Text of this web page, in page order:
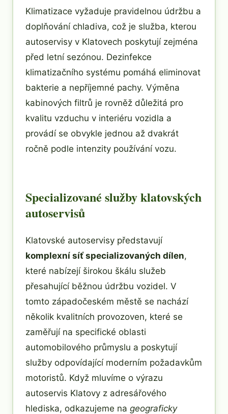
Klimatizace vyžaduje pravidelnou údržbu a
doplňování chladiva, což je služba, kterou
autoservisy v Klatovech poskytují zejména
před letní sezónou. Dezinfekce
klimatizačního systému pomáhá eliminovat
bakterie a nepříjemné pachy. Výměna
kabinových filtrů je rovněž důležitá pro
kvalitu vzduchu v interiéru vozidla a
provádí se obvykle jednou až dvakrát
ročně podle intenzity používání vozu.
Specializované služby klatovských
autoservisů
Klatovské autoservisy představují
komplexní síť specializovaných dílen,
které nabízejí širokou škálu služeb
přesahující běžnou údržbu vozidel. V
tomto západočeském městě se nachází
několik kvalitních provozoven, které se
zaměřují na specifické oblasti
automobilového průmyslu a poskytují
služby odpovídající moderním požadavkům
motoristů. Když mluvíme o výrazu
autoservis Klatovy z adresářového
hlediska, odkazujeme na geograficky